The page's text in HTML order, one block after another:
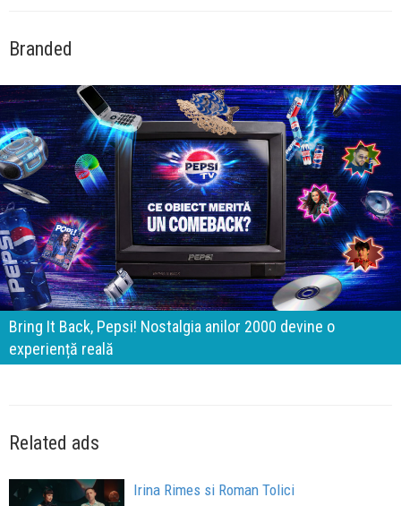
Branded
Bring It Back, Pepsi! Nostalgia anilor 2000 devine o
experiență reală
Related ads
Irina Rimes si Roman Tolici